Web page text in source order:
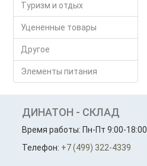
Туризм и отдых
Уцененные товары
Другое
Элементы питания
ДИНАТОН - СКЛАД
Время работы: Пн-Пт 9:00-18:00
Телефон: +7 (499) 322-4339